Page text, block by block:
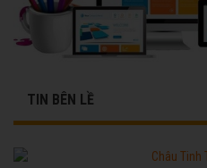
TIN BÊN LỀ
Châu Tinh